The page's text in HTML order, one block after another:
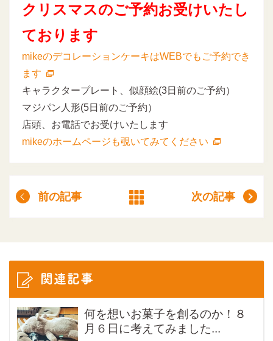
クリスマスのご予約お受けいたし
ております
mikeのデコレーションケーキはWEBでもご予約でき
ます
キャラクタープレート、似顔絵(3日前のご予約）
マジパン人形(5日前のご予約）
店頭、お電話でお受けいたします
mikeのホームページも覗いてみてください
前の記事 次の記事
関連記事
何を想いお菓子を創るのか！８
月６日に考えてみました...